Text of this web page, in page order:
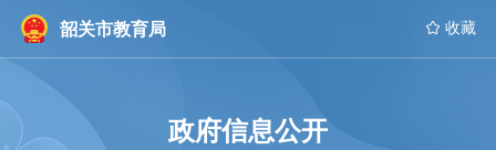
韶关市教育局  收藏
政府信息公开